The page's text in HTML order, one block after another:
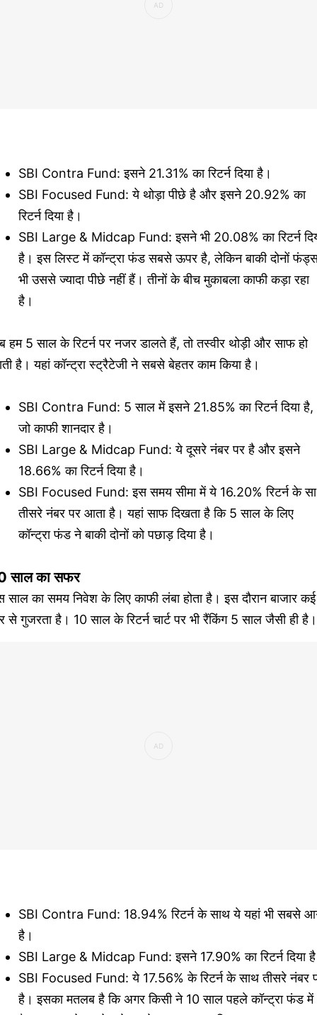
SBI Contra Fund: इसने 21.31% का रिटर्न दिया है।
SBI Focused Fund: ये थोड़ा पीछे है और इसने 20.92% का
रिटर्न दिया है।
SBI Large & Midcap Fund: इसने भी 20.08% का रिटर्न
है। इस लिस्ट में कॉन्ट्रा फंड सबसे ऊपर है, लेकिन बाकी दोनों
भी उससे ज्यादा पीछे नहीं हैं। तीनों के बीच मुकाबला काफी कड़ा रहा
है।
हम 5 साल के रिटर्न पर नजर डालते हैं, तो तस्वीर थोड़ी और साफ हो
है। यहां कॉन्ट्रा स्ट्रैटेजी ने सबसे बेहतर काम किया है।
SBI Contra Fund: 5 साल में इसने 21.85% का रिटर्न दिया है,
जो काफी शानदार है।
SBI Large & Midcap Fund: ये दूसरे नंबर पर है और इसने
18.66% का रिटर्न दिया है।
SBI Focused Fund: इस समय सीमा में ये 16.20% रिटर्न के
तीसरे नंबर पर आता है। यहां साफ दिखता है कि 5 साल के लिए
कॉन्ट्रा फंड ने बाकी दोनों को पछाड़ दिया है।
साल का सफर
साल का समय निवेश के लिए काफी लंबा होता है। इस दौरान बाजार कई
से गुजरता है। 10 साल के रिटर्न चार्ट पर भी रैंकिंग 5 साल जैसी ही है।
SBI Contra Fund: 18.94% रिटर्न के साथ ये यहां भी सबसे
है।
SBI Large & Midcap Fund: इसने 17.90% का रिटर्न दिया
SBI Focused Fund: ये 17.56% के रिटर्न के साथ तीसरे नंबर
है। इसका मतलब है कि अगर किसी ने 10 साल पहले कॉन्ट्रा फंड में